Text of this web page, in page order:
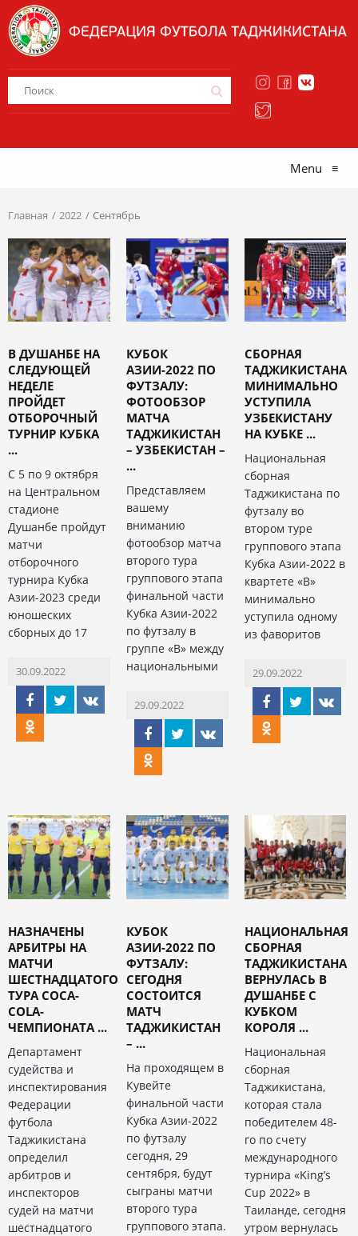
Menu ≡
Главная 2022 Сентябрь
В ДУШАНБЕ НА
СЛЕДУЮЩЕЙ
НЕДЕЛЕ
ПРОЙДЕТ
ОТБОРОЧНЫЙ
ТУРНИР КУБКА
...
С 5 по 9 октября
на Центральном
стадионе
Душанбе пройдут
матчи
отборочного
турнира Кубка
Азии-2023 среди
юношеских
сборных до 17
30.09.2022
КУБОК
АЗИИ-2022 ПО
ФУТЗАЛУ:
ФОТООБЗОР
МАТЧА
ТАДЖИКИСТАН
– УЗБЕКИСТАН –
...
Представляем
вашему
вниманию
фотообзор матча
второго тура
группового этапа
финальной части
Кубка Азии-2022
по футзалу в
группе «В» между
национальными
29.09.2022
СБОРНАЯ
ТАДЖИКИСТАНА
МИНИМАЛЬНО
УСТУПИЛА
УЗБЕКИСТАНУ
НА КУБКЕ ...
Национальная
сборная
Таджикистана по
футзалу во
втором туре
группового этапа
Кубка Азии-2022 в
квартете «В»
минимально
уступила одному
из фаворитов
29.09.2022
НАЗНАЧЕНЫ
АРБИТРЫ НА
МАТЧИ
ШЕСТНАДЦАТОГО
ТУРА COCA-
COLA-
ЧЕМПИОНАТА ...
Департамент
судейства и
инспектирования
Федерации
футбола
Таджикистана
определил
арбитров и
инспекторов
судей на матчи
шестнадцатого
КУБОК
АЗИИ-2022 ПО
ФУТЗАЛУ:
СЕГОДНЯ
СОСТОИТСЯ
МАТЧ
ТАДЖИКИСТАН
– ...
На проходящем в
Кувейте
финальной части
Кубка Азии-2022
по футзалу
сегодня, 29
сентября, будут
сыграны матчи
второго тура
группового этапа.
НАЦИОНАЛЬНАЯ
СБОРНАЯ
ТАДЖИКИСТАНА
ВЕРНУЛАСЬ В
ДУШАНБЕ С
КУБКОМ
КОРОЛЯ ...
Национальная
сборная
Таджикистана,
которая стала
победителем 48-
го по счету
международного
турнира «King’s
Cup 2022» в
Таиланде, сегодня
утром вернулась